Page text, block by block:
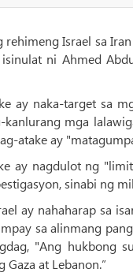
rehimeng Israel sa
ni Ahmed
ay naka-target sa
mga
atake ay
ay nagdulot ng
sinabi ng
ay nahaharap sa
sa alinmang
"Ang hukbong
at Lebanon.”